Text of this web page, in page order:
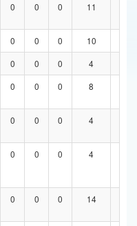
0 0 0 11
0 0 0 10
0 0 0 4
0 0 0 8
0 0 0 4
0 0 0 4
0 0 0 14